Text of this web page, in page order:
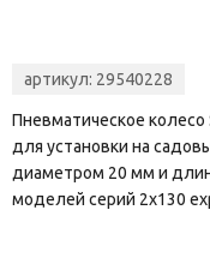
артикул: 29540228
Пневматическое колесо
для установки на
диаметром 20 мм и
моделей серий 2x130